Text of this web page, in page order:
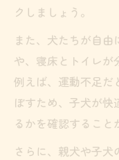
クしましょう。
また、犬たちが自
や、寝床とトイレが
例えば、運動不足だ
ぼすため、子犬が快
るかを確認すること
さらに、親犬や子犬